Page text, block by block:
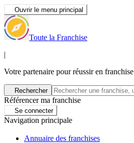
Ouvrir le menu principal
Toute la Franchise
|
Votre partenaire pour réussir en franchise
Rechercher
Référencer ma franchise
Se connecter
Navigation principale
Annuaire des franchises